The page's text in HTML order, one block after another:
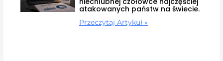
atakowanych państw na świecie.
Przeczytaj Artykuł »